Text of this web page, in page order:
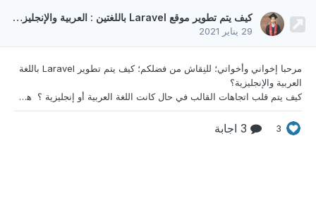
كيف يتم تطوير موقع Laravel باللغتين : العربية والإنجليزية ؟
29 يناير 2021
مرحبا إخواني وأخواتي؛ للنِقاش من فضلكم؛
كيف يتم تطوير Laravel باللغة
العربية والإنجليزية؟
كيف يتم قلب اتجاهات القالب في حال كانت اللغة العربية أو إنجليزية ؟ هل من الواجب تصميم قالب بالإنجليزية و آخر بالعربية ؟ | تحياتي لكم جميعاً .
3